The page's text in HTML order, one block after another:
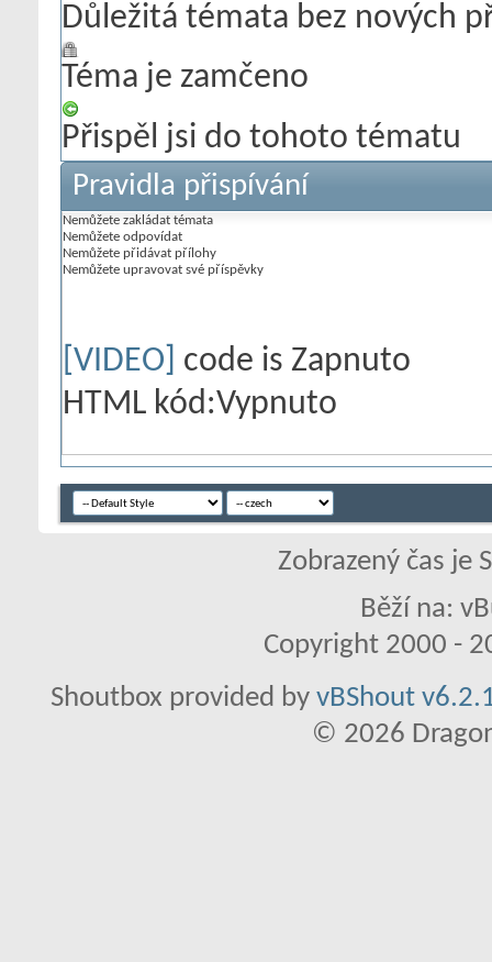
Důležitá témata bez nových
Téma je zamčeno
Přispěl jsi do tohoto tématu
Pravidla přispívání
Nemůžete zakládat témata
Nemůžete odpovídat
Nemůžete přidávat přílohy
Nemůžete upravovat své příspěvky
[VIDEO] code is Zapnuto
HTML kód:Vypnuto
Zobrazený čas je
Běží na:
Copyright 2000 -
Shoutbox provided by vBShout
© 2026